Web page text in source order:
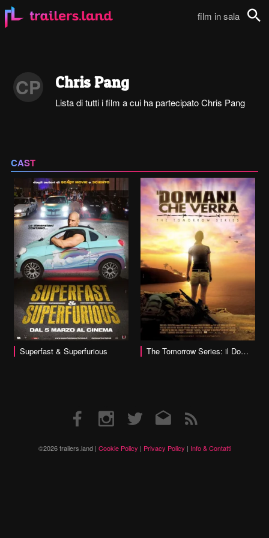
film in sala
CP Chris Pang
Lista di tutti i film a cui ha partecipato Chris Pang
CAST
Superfast & Superfurious
vai alla scheda The Tomorrow Series: il Domani Che Verrà
©2026 trailers.land | Cookie Policy | Privacy Policy | Info & Contatti